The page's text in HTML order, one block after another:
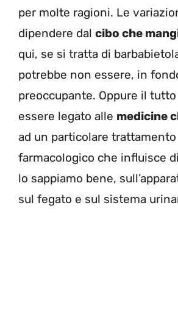
per molte ragioni. Le
dipendere dal cibo che
qui, se si tratta di
potrebbe non essere, in
preoccupante. Oppure il
essere legato alle medicine
ad un particolare trattamento
farmacologico che influisce
lo sappiamo bene,
sul fegato e sul sistema